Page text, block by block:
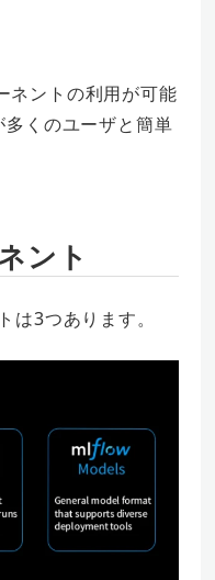
ネントの利用が可能
くのユーザと簡単
ント
3つあります。